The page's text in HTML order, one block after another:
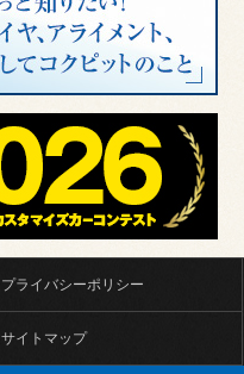
プライバシーポリシー
サイトマップ